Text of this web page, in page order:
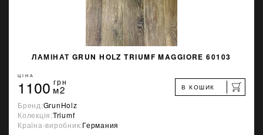
ЛАМІНАТ GRUN HOLZ TRIUMF MAGGIORE 60103
ЦІНА
1100 грн
м2 В КОШИК
Бренд:GrunHolz
Колекція:Triumf
Країна-виробник:Германия